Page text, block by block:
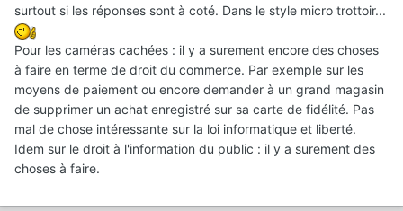
surtout si les réponses sont à coté. Dans le style micro trottoir...
Pour les caméras cachées : il y a surement encore des choses
à faire en terme de droit du commerce. Par exemple sur les
moyens de paiement ou encore demander à un grand magasin
de supprimer un achat enregistré sur sa carte de fidélité. Pas
mal de chose intéressante sur la loi informatique et liberté.
Idem sur le droit à l'information du public : il y a surement des
choses à faire.